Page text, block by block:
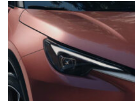
«Автоновости дня».